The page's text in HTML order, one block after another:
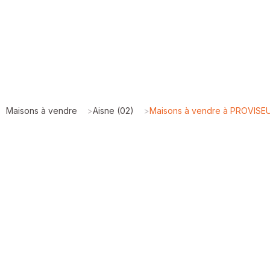
Maisons à vendre >Aisne (02) >Maisons à vendre à